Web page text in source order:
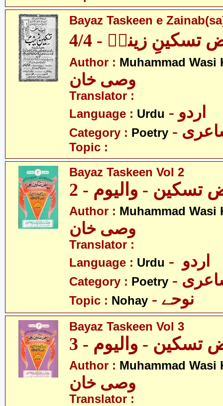
Bayaz Taskeen e
تسکینِ زینبؑ - 4/4
Author : Muhammad Wasi
وصی خان
Translator :
Language : Urdu - اردو
Category : Poetry
Topic :
Bayaz Taskeen Vol 2
تسکین - والیوم - 2
Author : Muhammad Wasi
وصی خان
Translator :
Language : Urdu
Category : Poetry
Topic : Nohay
Bayaz Taskeen Vol 3
تسکین - والیوم - 3
Author : Muhammad Wasi
وصی خان
Translator :